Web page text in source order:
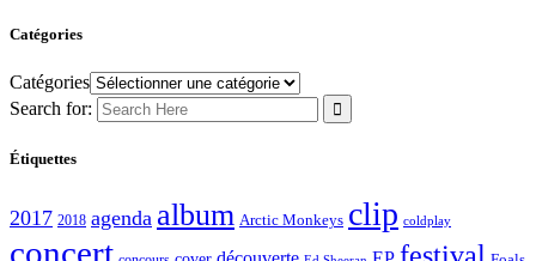
Catégories
Catégories
Search for:
Étiquettes
2017 2018 agenda album Arctic Monkeys clip coldplay
concert